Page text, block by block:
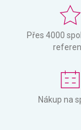
Přes 4000
Nákup na